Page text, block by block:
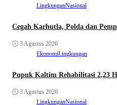
LingkunganNasional
Cegah Karhutla, Polda dan
3 Agustus 2026
EkonomiLingkungan
Pupuk Kaltim Rehabilitasi 2,23
3 Agustus 2026
LingkunganNasional